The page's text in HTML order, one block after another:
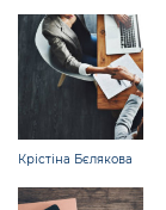
Крістіна Бєлякова